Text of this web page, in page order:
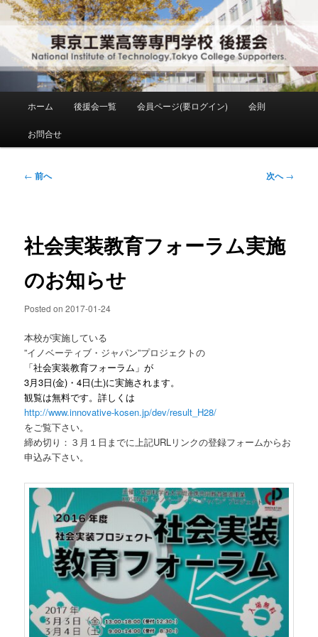
メ
イ
ン
コ
ン
東京工業高等専門学校 後援会
National Institute of Technology ,Tokyo College Supporters.
メ
ホーム 後援会一覧 会員ページ(要ログイン) 会則
お問合せ
投
ゲ
ー
ョ
ン
← 前へ 次へ→
社会実装教育フォーラム実施
のお知らせ
Posted on2017-01-24
本校が実施している
”イノベーティブ・ジャパン”プロジェクトの
「社会実装教育フォーラム」が
3月3日(金)・4日(土)に実施されます。
観覧は無料です。詳しくは
http://www.innovative-kosen.jp/dev/result_H28/
をご覧下さい。
締め切り：３月１日までに上記URLリンクの登録フォームからお
申込み下さい。